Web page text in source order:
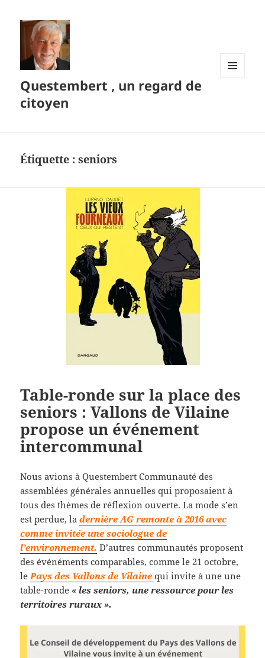
Questembert , un regard de
citoyen
Étiquette :seniors
Table-ronde sur la place des
seniors : Vallons de Vilaine
propose un événement
intercommunal
Nous avions à Questembert Communauté des
assemblées générales annuelles qui proposaient à
tous des thèmes de réflexion ouverte. La mode s’en
est perdue, ladernière AG remonte à 2016 avec
comme invitée une sociologue de
l’environnement. D’autres communautés proposent
des événéments comparables, comme le 21 octobre,
le Pays des Vallons de Vilainequi invite à une une
table-ronde « les seniors, une ressource pour les
territoires ruraux ».